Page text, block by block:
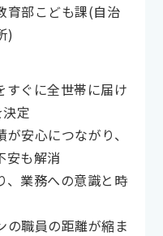
育部こども課(自治
)
すぐに全世帯に届け
定
安心につながり、
安も解消
、業務への意識と時
の職員の距離が縮ま